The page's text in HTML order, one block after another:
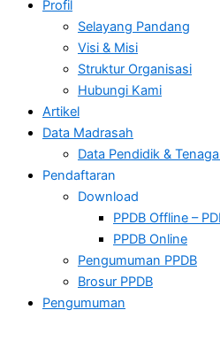
Profil
Selayang Pandang
Visi & Misi
Struktur Organisasi
Hubungi Kami
Artikel
Data Madrasah
Data Pendidik &
Pendaftaran
Download
PPDB Offline –
PPDB Online
Pengumuman PPDB
Brosur PPDB
Pengumuman